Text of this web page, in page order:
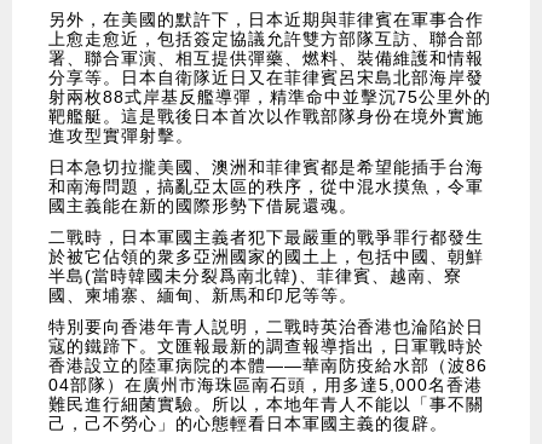
另外，在美國的默許下，日本近期與菲律賓在軍事合作
上愈走愈近，包括簽定協議允許雙方部隊互訪、聯合部
署、聯合軍演、相互提供彈藥、燃料、裝備維護和情報
分享等。日本自衛隊近日又在菲律賓呂宋島北部海岸發
射兩枚88式岸基反艦導彈，精準命中並擊沉75公里外的
靶艦艇。這是戰後日本首次以作戰部隊身份在境外實施
進攻型實彈射擊。
日本急切拉攏美國、澳洲和菲律賓都是希望能插手台海
和南海問題，搞亂亞太區的秩序，從中混水摸魚，令軍
國主義能在新的國際形勢下借屍還魂。
二戰時，日本軍國主義者犯下最嚴重的戰爭罪行都發生
於被它佔領的衆多亞洲國家的國土上，包括中國、朝鮮
半島(當時韓國未分裂爲南北韓)、菲律賓、越南、寮
國、柬埔寨、緬甸、新馬和印尼等等。
特別要向香港年青人説明，二戰時英治香港也淪陷於日
寇的鐵蹄下。文匯報最新的調查報導指出，日軍戰時於
香港設立的陸軍病院的本體——華南防疫給水部（波86
04部隊）在廣州市海珠區南石頭，用多達5,000名香港
難民進行細菌實驗。所以，本地年青人不能以「事不關
己，己不勞心」的心態輕看日本軍國主義的復辟。